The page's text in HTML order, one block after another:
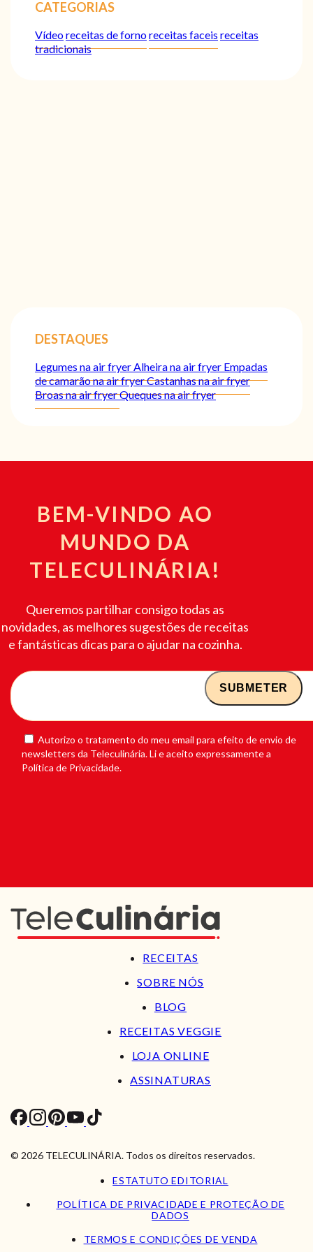
CATEGORIAS
Vídeoreceitas de fornoreceitas faceis receitas
tradicionais
DESTAQUES
Legumes na air fryer Alheira na air fryer Empadas
de camarão na air fryerCastanhas na air fryer
Broas na air fryerQueques na air fryer
BEM-VINDO AO
MUNDO DA
TELECULINÁRIA!
Queremos partilhar consigo todas as
novidades, as melhores sugestões de receitas
e fantásticas dicas para o ajudar na cozinha.
Autorizo o tratamento do meu email para efeito de envio de
newsletters da Teleculinária. Li e aceito expressamente a
Política de Privacidade.
RECEITAS
SOBRE NÓS
BLOG
RECEITAS VEGGIE
LOJA ONLINE
ASSINATURAS
© 2026 TELECULINÁRIA. Todos os direitos reservados.
ESTATUTO EDITORIAL
POLÍTICA DE PRIVACIDADE E PROTEÇÃO DE
DADOS
TERMOS E CONDIÇÕES DE VENDA